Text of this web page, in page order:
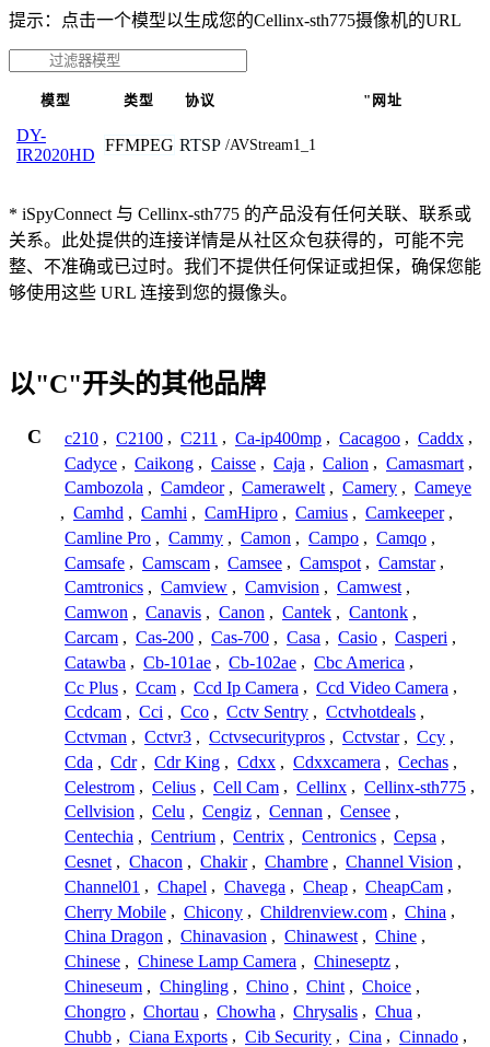
提示：点击一个模型以生成您的Cellinx-sth775摄像机的URL
模型 类型 协议 "网址
DY-
IR2020HD
FFMPEG RTSP /AVStream1_1
* iSpyConnect 与 Cellinx-sth775 的产品没有任何关联、联系或
关系。此处提供的连接详情是从社区众包获得的，可能不完
整、不准确或已过时。我们不提供任何保证或担保，确保您能
够使用这些 URL 连接到您的摄像头。
以"C"开头的其他品牌
C c210 , C2100 , C211 , Ca-ip400mp , Cacagoo , Caddx ,
Cadyce , Caikong , Caisse , Caja , Calion , Camasmart ,
Cambozola , Camdeor , Camerawelt , Camery , Cameye
, Camhd , Camhi , CamHipro , Camius , Camkeeper ,
Camline Pro , Cammy , Camon , Campo , Camqo ,
Camsafe , Camscam , Camsee , Camspot , Camstar ,
Camtronics , Camview , Camvision , Camwest ,
Camwon , Canavis , Canon , Cantek , Cantonk ,
Carcam , Cas-200 , Cas-700 , Casa , Casio , Casperi ,
Catawba , Cb-101ae , Cb-102ae , Cbc America ,
Cc Plus , Ccam , Ccd Ip Camera , Ccd Video Camera ,
Ccdcam , Cci , Cco , Cctv Sentry , Cctvhotdeals ,
Cctvman , Cctvr3 , Cctvsecuritypros , Cctvstar , Ccy ,
Cda , Cdr , Cdr King , Cdxx , Cdxxcamera , Cechas ,
Celestrom , Celius , Cell Cam , Cellinx , Cellinx-sth775 ,
Cellvision , Celu , Cengiz , Cennan , Censee ,
Centechia , Centrium , Centrix , Centronics , Cepsa ,
Cesnet , Chacon , Chakir , Chambre , Channel Vision ,
Channel01 , Chapel , Chavega , Cheap , CheapCam ,
Cherry Mobile , Chicony , Childrenview.com , China ,
China Dragon , Chinavasion , Chinawest , Chine ,
Chinese , Chinese Lamp Camera , Chineseptz ,
Chineseum , Chingling , Chino , Chint , Choice ,
Chongro , Chortau , Chowha , Chrysalis , Chua ,
Chubb , Ciana Exports , Cib Security , Cina , Cinnado ,